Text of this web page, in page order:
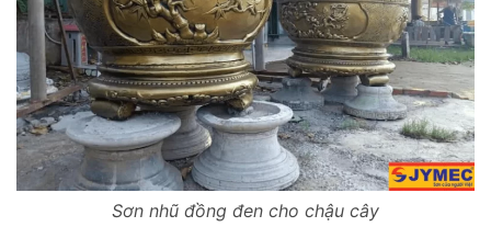
Sơn nhũ đồng đen cho chậu cây